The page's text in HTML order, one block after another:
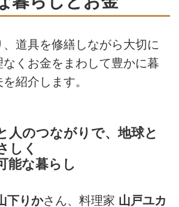
道具を修繕しながら大切に
くお金をまわして豊かに暮
紹介します。
人のつながりで、地球と
しく
能な暮らし
下りかさん、料理家 山戸ユカ